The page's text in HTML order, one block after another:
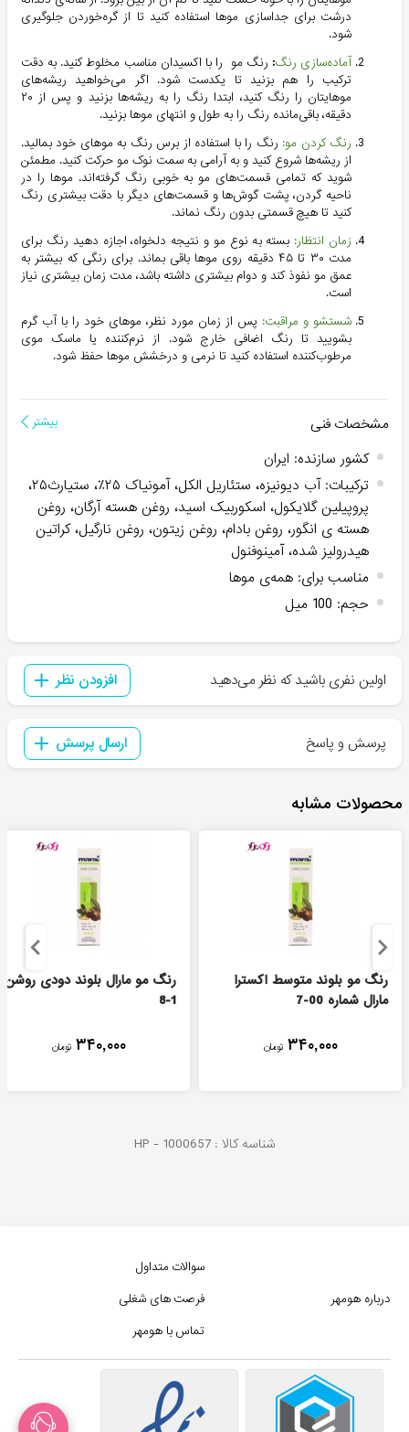
درشت برای جداسازی موها استفاده کنید تا از گره‌خوردن جلوگیری
شود.
آماده‌سازی رنگ: رنگ مو را با اکسیدان مناسب مخلوط کنید. به دقت
ترکیب را هم بزنید تا یکدست شود. اگر می‌خواهید ریشه‌های
موهایتان را رنگ کنید، ابتدا رنگ را به ریشه‌ها بزنید و پس از ۲۰
دقیقه، باقی‌مانده رنگ را به طول و انتهای موها بزنید.
رنگ کردن مو: رنگ را با استفاده از برس رنگ به موهای خود بمالید.
از ریشه‌ها شروع کنید و به آرامی به سمت نوک مو حرکت کنید. مطمئن
شوید که تمامی قسمت‌های مو به خوبی رنگ گرفته‌اند. موها را در
ناحیه گردن، پشت گوش‌ها و قسمت‌های دیگر با دقت بیشتری رنگ
کنید تا هیچ قسمتی بدون رنگ نماند.
زمان انتظار: بسته به نوع مو و نتیجه دلخواه، اجازه دهید رنگ برای
مدت ۳۰ تا ۴۵ دقیقه روی موها باقی بماند. برای رنگی که بیشتر به
عمق مو نفوذ کند و دوام بیشتری داشته باشد، مدت زمان بیشتری نیاز
است.
شستشو و مراقبت: پس از زمان مورد نظر، موهای خود را با آب گرم
بشویید تا رنگ اضافی خارج شود. از نرم‌کننده یا ماسک موی
مرطوب‌کننده استفاده کنید تا نرمی و درخشش موها حفظ شود.
مشخصات فنی بیشتر
کشور سازنده: ایران
ترکیبات:
آب دیونیزه، ستئاریل الکل، آمونیاک ۲۵٪، ستيارث۲۵،
پروپیلین گلایکول، اسکوربیک اسید، روغن هسته آرگان، روغن
هسته ی انگور، روغن بادام، روغن زیتون، روغن نارگیل، کراتین
هیدرولیز شده، آمینوفنول
مناسب برای: همه‌ی موها
حجم: 100 میل
اولین نفری باشید که نظر می‌دهید افزودن نظر
پرسش و پاسخ ارسال پرسش
محصولات مشابه
رنگ مو بلوند متوسط اکسترا
مارال شماره 00-7
۳۴۰,۰۰۰ تومان
رنگ مو مارال بلوند دودی روشن
1-8
۳۴۰,۰۰۰ تومان
شناسه کالا : HP - 1000657
درباره هومهر
سوالات متداول
فرصت های شغلی
تماس با هومهر